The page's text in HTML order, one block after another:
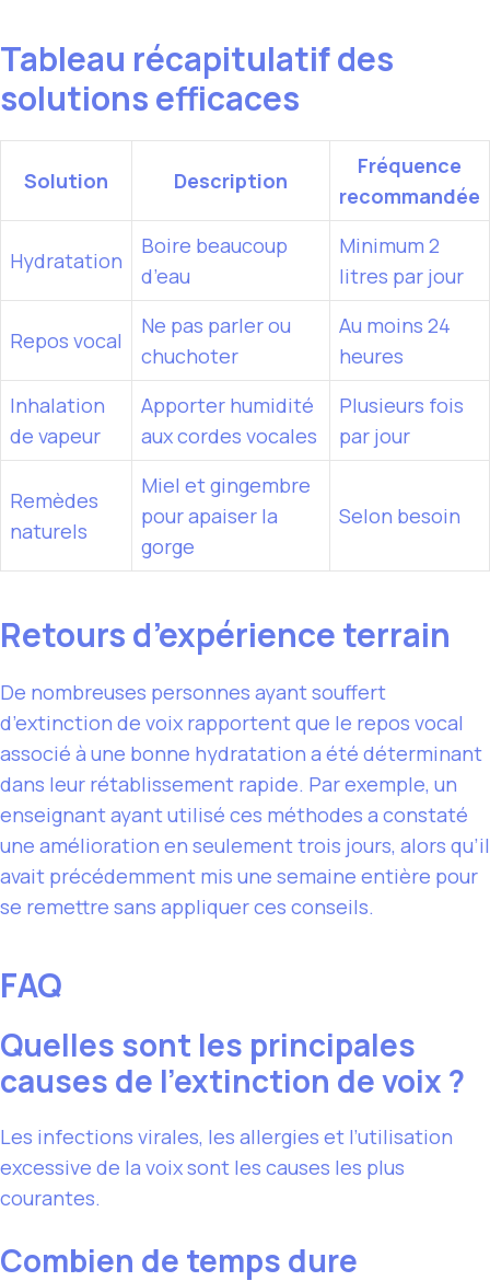
Tableau récapitulatif des
solutions efficaces
Solution Description
Fréquence
recommandée
Hydratation
Boire beaucoup
d’eau
Minimum 2
litres par jour
Repos vocal
Ne pas parler ou
chuchoter
Au moins 24
heures
Inhalation
de vapeur
Apporter humidité
aux cordes vocales
Plusieurs fois
par jour
Remèdes
naturels
Miel et gingembre
pour apaiser la
gorge
Selon besoin
Retours d’expérience terrain
De nombreuses personnes ayant souffert
d’extinction de voix rapportent que le repos vocal
associé à une bonne hydratation a été déterminant
dans leur rétablissement rapide. Par exemple, un
enseignant ayant utilisé ces méthodes a constaté
une amélioration en seulement trois jours, alors qu’il
avait précédemment mis une semaine entière pour
se remettre sans appliquer ces conseils.
FAQ
Quelles sont les principales
causes de l’extinction de voix ?
Les infections virales, les allergies et l’utilisation
excessive de la voix sont les causes les plus
courantes.
Combien de temps dure